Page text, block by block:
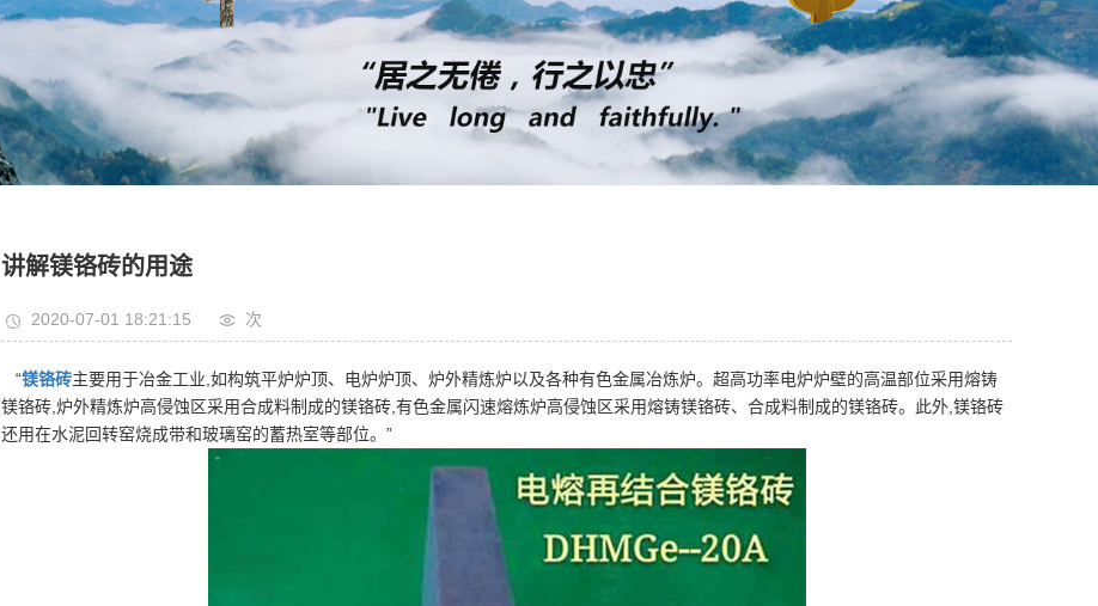
讲解镁铬砖的用途
2020-07-01 18:21:15 次
“镁铬砖主要用于冶金工业,如构筑平炉炉顶、电炉炉顶、炉外精炼炉以及各种有色金属冶炼炉。超高功率电炉炉壁的高温部位采用熔铸
镁铬砖,炉外精炼炉高侵蚀区采用合成料制成的镁铬砖,有色金属闪速熔炼炉高侵蚀区采用熔铸镁铬砖、合成料制成的镁铬砖。此外,镁铬砖
还用在水泥回转窑烧成带和玻璃窑的蓄热室等部位。”